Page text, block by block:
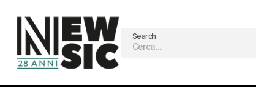
Search